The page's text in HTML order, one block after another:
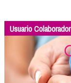
Usuario Colaborador